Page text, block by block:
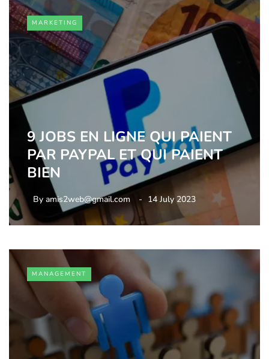
MARKETING
9 JOBS EN LIGNE QUI PAIENT
PAR PAYPAL ET QUI PAIENT
BIEN
By amis2web@gmail.com 14 July 2023
MANAGEMENT